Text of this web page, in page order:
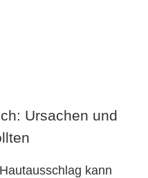
Ursachen und
kann